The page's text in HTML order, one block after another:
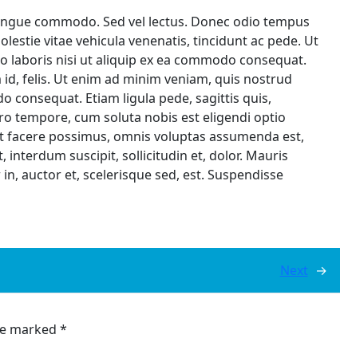
commodo. Sed vel lectus. Donec odio tempus
vitae vehicula venenatis, tincidunt ac pede. Ut
nisi ut aliquip ex ea commodo consequat.
felis. Ut enim ad minim veniam, quis nostrud
consequat. Etiam ligula pede, sagittis quis,
tempore, cum soluta nobis est eligendi optio
possimus, omnis voluptas assumenda est,
interdum suscipit, sollicitudin et, dolor. Mauris
auctor et, scelerisque sed, est. Suspendisse
Next →
marked *